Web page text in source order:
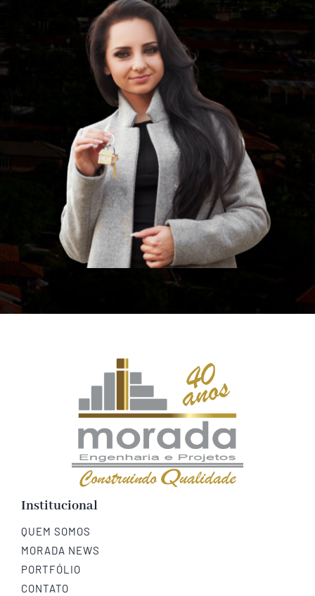
Institucional
QUEM SOMOS
MORADA NEWS
PORTFÓLIO
CONTATO